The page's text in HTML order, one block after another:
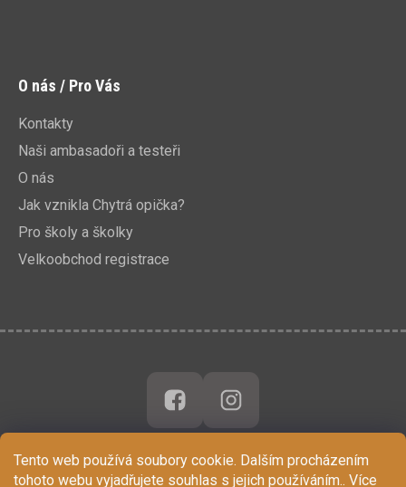
Tento web používá soubory cookie. Dalším procházením
tohoto webu vyjadřujete souhlas s jejich používáním.. Více
O nás / Pro Vás
Kontakty
Naši ambasadoři a testeři
O nás
Jak vznikla Chytrá opička?
Pro školy a školky
Velkoobchod registrace